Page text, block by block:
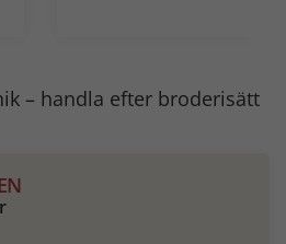
– handla efter broderisätt